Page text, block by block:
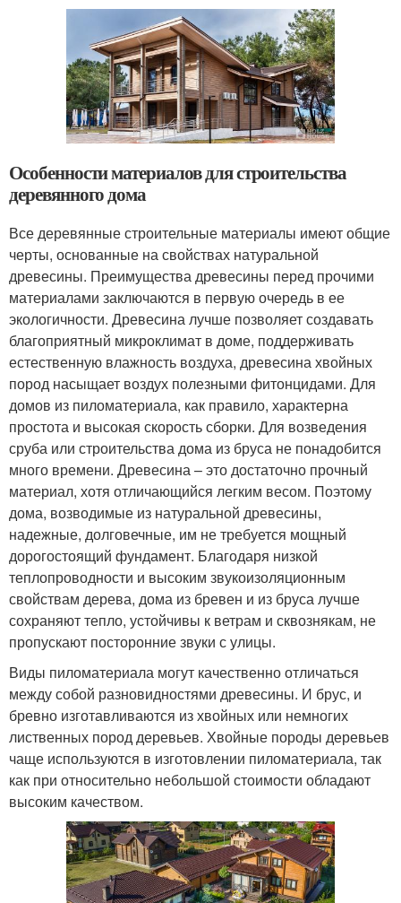
Особенности материалов для строительства
деревянного дома
Все деревянные строительные материалы имеют общие
черты, основанные на свойствах натуральной
древесины. Преимущества древесины перед прочими
материалами заключаются в первую очередь в ее
экологичности. Древесина лучше позволяет создавать
благоприятный микроклимат в доме, поддерживать
естественную влажность воздуха, древесина хвойных
пород насыщает воздух полезными фитонцидами. Для
домов из пиломатериала, как правило, характерна
простота и высокая скорость сборки. Для возведения
сруба или строительства дома из бруса не понадобится
много времени. Древесина – это достаточно прочный
материал, хотя отличающийся легким весом. Поэтому
дома, возводимые из натуральной древесины,
надежные, долговечные, им не требуется мощный
дорогостоящий фундамент. Благодаря низкой
теплопроводности и высоким звукоизоляционным
свойствам дерева, дома из бревен и из бруса лучше
сохраняют тепло, устойчивы к ветрам и сквознякам, не
пропускают посторонние звуки с улицы.
Виды пиломатериала могут качественно отличаться
между собой разновидностями древесины. И брус, и
бревно изготавливаются из хвойных или немногих
лиственных пород деревьев. Хвойные породы деревьев
чаще используются в изготовлении пиломатериала, так
как при относительно небольшой стоимости обладают
высоким качеством.